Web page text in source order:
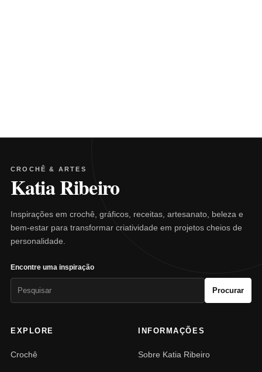
CROCHÊ & ARTES
Katia Ribeiro
Inspirações em crochê, gráficos, receitas, artesanato, beleza e
bem-estar para transformar criatividade em projetos cheios de
personalidade.
Encontre uma inspiração
Procurar
EXPLORE
Crochê
INFORMAÇÕES
Sobre Katia Ribeiro